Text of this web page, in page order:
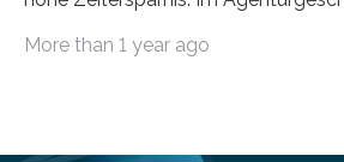
machen sich auf den Weg zu
More than 1 year ago